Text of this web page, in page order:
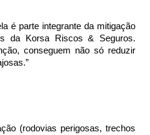
é parte integrante da mitigação
da Korsa Riscos & Seguros.
conseguem não só reduzir
(rodovias perigosas, trechos